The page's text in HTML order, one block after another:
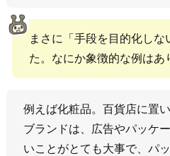
まさに「手段を目的化し
た。なにか象徴的な例はあ
例えば化粧品。百貨店に置
ブランドは、広告やパッケ
いことがとても大事で、パ